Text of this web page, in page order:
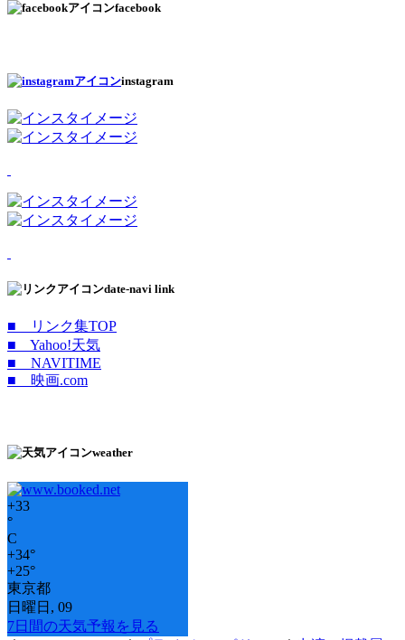
facebook
instagram
date-navi link
■ リンク集TOP
■ Yahoo!天気
■ NAVITIME
■ 映画.com
weather
+33
°
C
+34°
+25°
東京都
日曜日, 09
7日間の天気予報を見る